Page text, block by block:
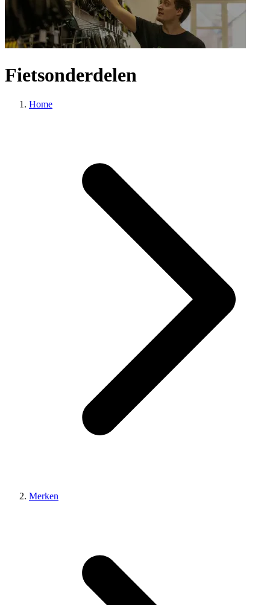
Fietsonderdelen
Home
Merken